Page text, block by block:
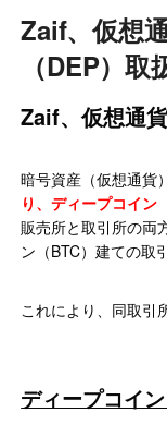
Zaif、仮想
（DEP）
Zaif、仮想通
暗号資産（仮想通貨
り、ディープコイン
販売所と取引所の両
ン（BTC）建ての取
これにより、同取引
ディープコイ